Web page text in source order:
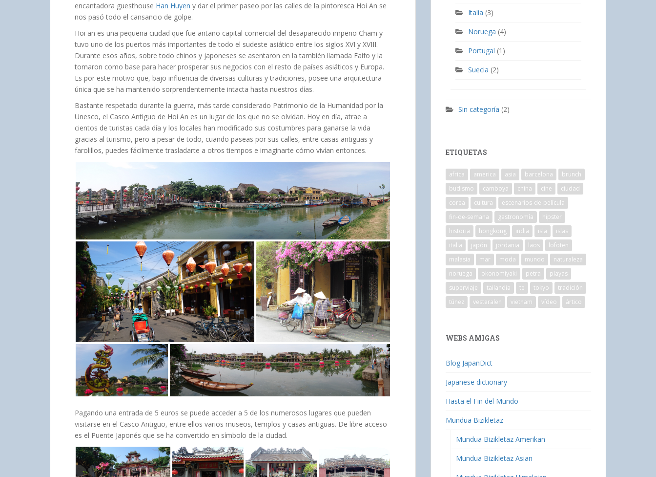
encantadora guesthouse Han Huyen y dar el primer paseo por las calles de la pintoresca Hoi An se
nos pasó todo el cansancio de golpe.
Hoi an es una pequeña ciudad que fue antaño capital comercial del desaparecido imperio Cham y
tuvo uno de los puertos más importantes de todo el sudeste asiático entre los siglos XVI y XVIII.
Durante esos años, sobre todo chinos y japoneses se asentaron en la también llamada Faifo y la
tomaron como base para hacer prosperar sus negocios con el resto de países asiáticos y Europa.
Es por este motivo que, bajo influencia de diversas culturas y tradiciones, posee una arquitectura
única que se ha mantenido sorprendentemente intacta hasta nuestros días.
Bastante respetado durante la guerra, más tarde considerado Patrimonio de la Humanidad por la
Unesco, el Casco Antiguo de Hoi An es un lugar de los que no se olvidan. Hoy en día, atrae a
cientos de turistas cada día y los locales han modificado sus costumbres para ganarse la vida
gracias al turismo, pero a pesar de todo, cuando paseas por sus calles, entre casas antiguas y
farolillos, puedes fácilmente trasladarte a otros tiempos e imaginarte cómo vivían entonces.
Pagando una entrada de 5 euros se puede acceder a 5 de los numerosos lugares que pueden
visitarse en el Casco Antiguo, entre ellos varios museos, templos y casas antiguas. De libre acceso
es el Puente Japonés que se ha convertido en símbolo de la ciudad.
Italia (3)
Noruega (4)
Portugal (1)
Suecia (2)
Sin categoría (2)
ETIQUETAS
africa america asia barcelona
brunch
budismo
camboya china cine
ciudad
corea
cultura
escenarios-de-película
fin-de-semana
gastronomía
hipster
historia
hongkong india isla
islas
italia
japón jordania laos
lofoten
malasia
mar moda mundo
naturaleza
noruega
okonomiyaki petra
playas
superviaje
tailandia te tokyo
tradición
túnez
vesteralen vietnam vídeo ártico
WEBS AMIGAS
Blog JapanDict
Japanese dictionary
Hasta el Fin del Mundo
Mundua Bizikletaz
Mundua Bizikletaz Amerikan
Mundua Bizikletaz Asian